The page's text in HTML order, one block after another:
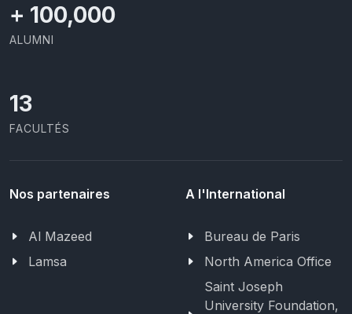
+ 100,000
ALUMNI
13
FACULTÉS
Nos partenaires
Al Mazeed
Lamsa
A l'International
Bureau de Paris
North America Office
Saint Joseph
University Foundation,